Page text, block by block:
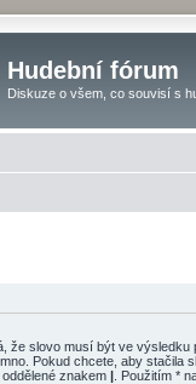
Hudební fórum
Diskuze o všem, co souvisí s
že slovo musí být ve výsledku
Pokud chcete, aby stačila
znakem | . Použitím *